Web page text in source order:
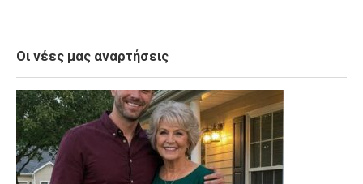
Οι νέες μας αναρτήσεις